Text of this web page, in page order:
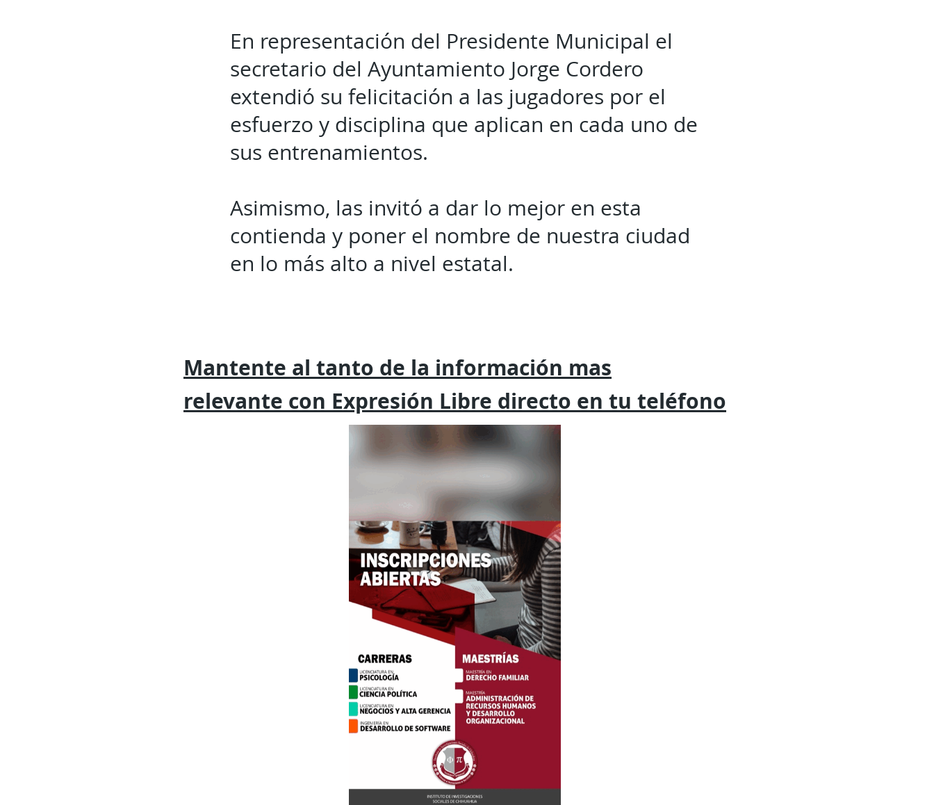
En representación del Presidente Municipal el
secretario del Ayuntamiento Jorge Cordero
extendió su felicitación a las jugadores por el
esfuerzo y disciplina que aplican en cada uno de
sus entrenamientos.
Asimismo, las invitó a dar lo mejor en esta
contienda y poner el nombre de nuestra ciudad
en lo más alto a nivel estatal.
Mantente al tanto de la información mas
relevante con Expresión Libre directo en tu teléfono